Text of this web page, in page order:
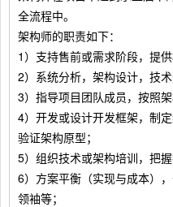
全流程中。
架构师的职责如下：
1）支持售前或需求阶段，提
2）系统分析，架构设计，技
3）指导项目团队成员，按照
4）开发或设计开发框架，制
验证架构原型；
5）组织技术或架构培训，把握
6）方案平衡（实现与成本）
领袖等；